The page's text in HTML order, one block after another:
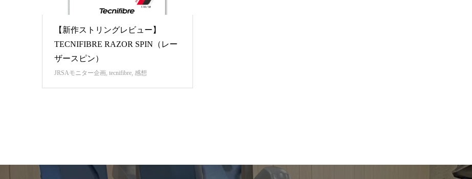
【新作ストリングレビュー】
TECNIFIBRE RAZOR SPIN（レー
ザースピン）
JRSAモニター企画, tecnifibre, 感想